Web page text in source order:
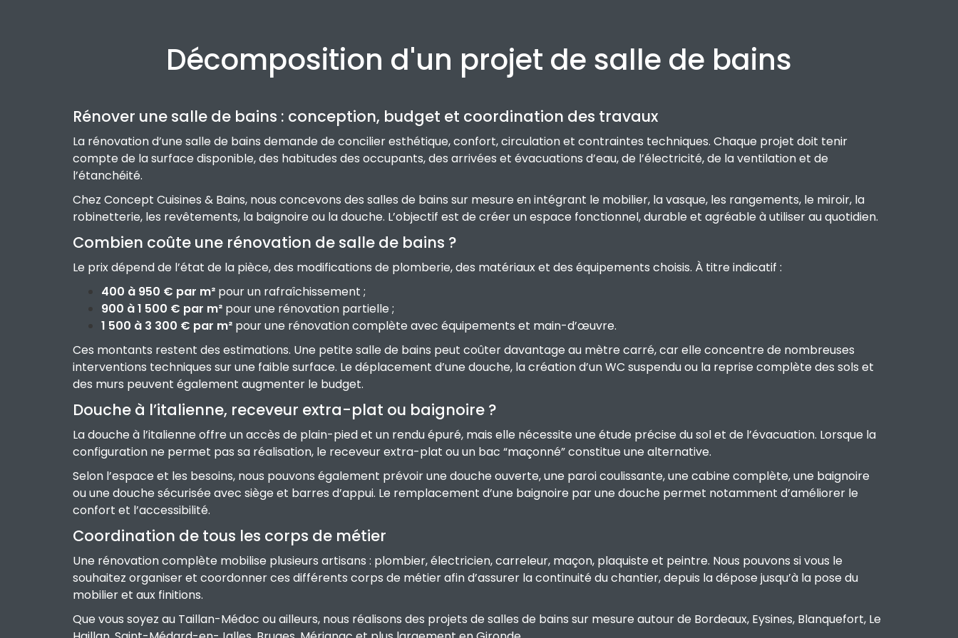
Décomposition d'un projet de salle de bains
Rénover une salle de bains : conception, budget et coordination des travaux
La rénovation d’une salle de bains demande de concilier esthétique, confort, circulation et contraintes techniques. Chaque projet doit tenir
compte de la surface disponible, des habitudes des occupants, des arrivées et évacuations d’eau, de l’électricité, de la ventilation et de
l’étanchéité.
Chez Concept Cuisines & Bains, nous concevons des salles de bains sur mesure en intégrant le mobilier, la vasque, les rangements, le miroir, la
robinetterie, les revêtements, la baignoire ou la douche. L’objectif est de créer un espace fonctionnel, durable et agréable à utiliser au quotidien.
Combien coûte une rénovation de salle de bains ?
Le prix dépend de l’état de la pièce, des modifications de plomberie, des matériaux et des équipements choisis. À titre indicatif :
400 à 950 € par m² pour un rafraîchissement ;
900 à 1 500 € par m² pour une rénovation partielle ;
1 500 à 3 300 € par m² pour une rénovation complète avec équipements et main-d’œuvre.
Ces montants restent des estimations. Une petite salle de bains peut coûter davantage au mètre carré, car elle concentre de nombreuses
interventions techniques sur une faible surface. Le déplacement d’une douche, la création d’un WC suspendu ou la reprise complète des sols et
des murs peuvent également augmenter le budget.
Douche à l’italienne, receveur extra-plat ou baignoire ?
La douche à l’italienne offre un accès de plain-pied et un rendu épuré, mais elle nécessite une étude précise du sol et de l’évacuation. Lorsque la
configuration ne permet pas sa réalisation, le receveur extra-plat ou un bac “maçonné” constitue une alternative.
Selon l’espace et les besoins, nous pouvons également prévoir une douche ouverte, une paroi coulissante, une cabine complète, une baignoire
ou une douche sécurisée avec siège et barres d’appui. Le remplacement d’une baignoire par une douche permet notamment d’améliorer le
confort et l’accessibilité.
Coordination de tous les corps de métier
Une rénovation complète mobilise plusieurs artisans : plombier, électricien, carreleur, maçon, plaquiste et peintre. Nous pouvons si vous le
souhaitez organiser et coordonner ces différents corps de métier afin d’assurer la continuité du chantier, depuis la dépose jusqu’à la pose du
mobilier et aux finitions.
Que vous soyez au Taillan-Médoc ou ailleurs, nous réalisons des projets de salles de bains sur mesure autour de Bordeaux, Eysines, Blanquefort, Le